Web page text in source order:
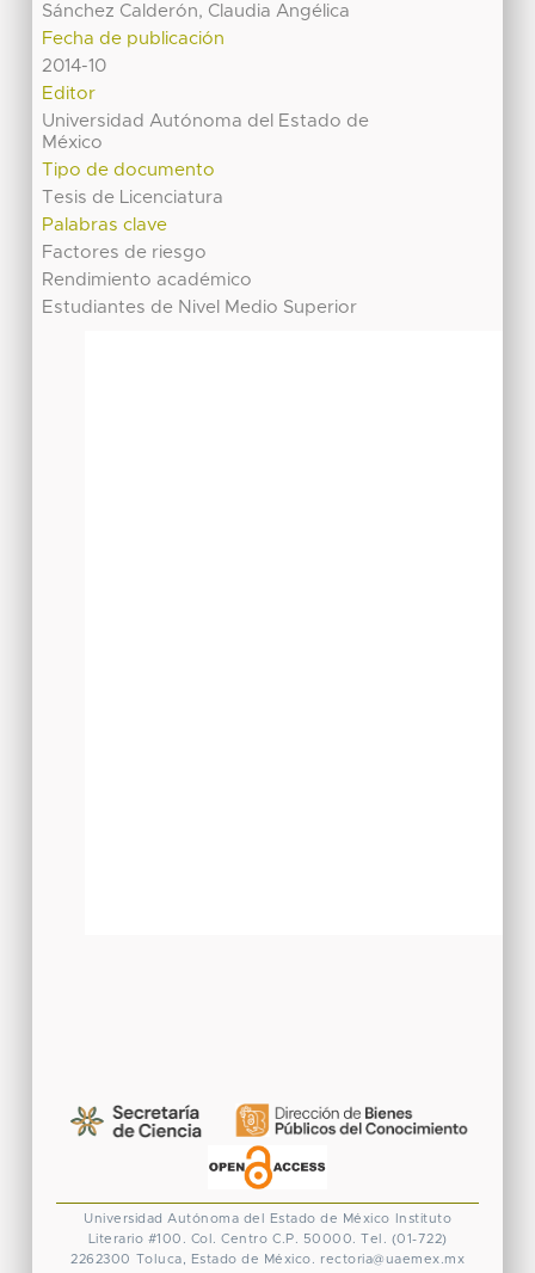
Sánchez Calderón, Claudia Angélica
Fecha de publicación
2014-10
Editor
Universidad Autónoma del Estado de
México
Tipo de documento
Tesis de Licenciatura
Palabras clave
Factores de riesgo
Rendimiento académico
Estudiantes de Nivel Medio Superior
Universidad Autónoma del Estado de México
Instituto
Literario #100. Col. Centro C.P. 50000. Tel. (01-722)
2262300 Toluca, Estado de México. rectoria@uaemex.mx